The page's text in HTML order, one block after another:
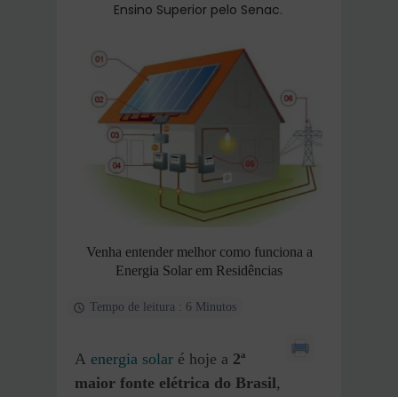
Ensino Superior pelo Senac.
Venha entender melhor como funciona a
Energia Solar em Residências
Tempo de leitura : 6 Minutos
A energia solar é hoje a 2ª
maior fonte elétrica do Brasil,